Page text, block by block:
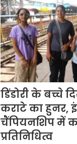
डिंडोरी के बच्चे
कराटे का हुनर,
चैंपियनशिप में
प्रतिनिधित्व